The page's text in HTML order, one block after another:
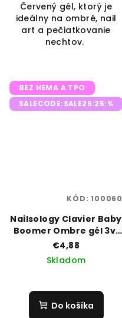
Červený gél, ktorý je
ideálny na ombré, nail
art a pečiatkovanie
nechtov.
BEZ HEMA A TPO
SALECODE:SALE25:25:%
Nailsology Clavier Baby
Boomer Ombre gél 3v1
3g R09 „Cocowater”,
€4,88
Skladom
Do košíka
KÓD:100060